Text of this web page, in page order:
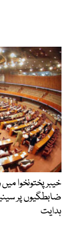
خیبرپختونخوا
ضابطگیوں پر
ہدایت